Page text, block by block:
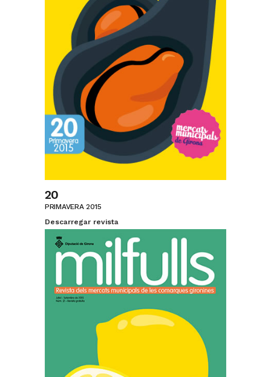
20
PRIMAVERA 2015
Descarregar revista